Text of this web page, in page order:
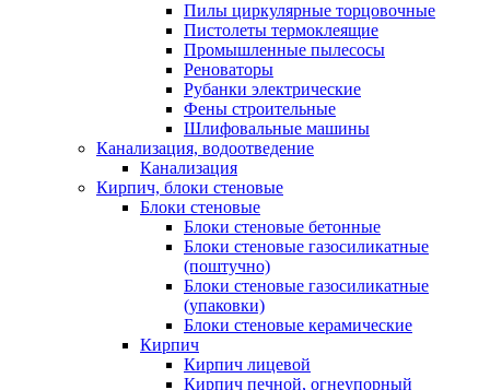
Пилы циркулярные торцовочные
Пистолеты термоклеящие
Промышленные пылесосы
Реноваторы
Рубанки электрические
Фены строительные
Шлифовальные машины
Канализация, водоотведение
Канализация
Кирпич, блоки стеновые
Блоки стеновые
Блоки стеновые бетонные
Блоки стеновые газосиликатные
(поштучно)
Блоки стеновые газосиликатные
(упаковки)
Блоки стеновые керамические
Кирпич
Кирпич лицевой
Кирпич печной, огнеупорный